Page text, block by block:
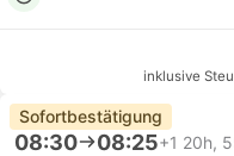
inklusive
Sofortbestätigung
08:30 08:25+1 20h,